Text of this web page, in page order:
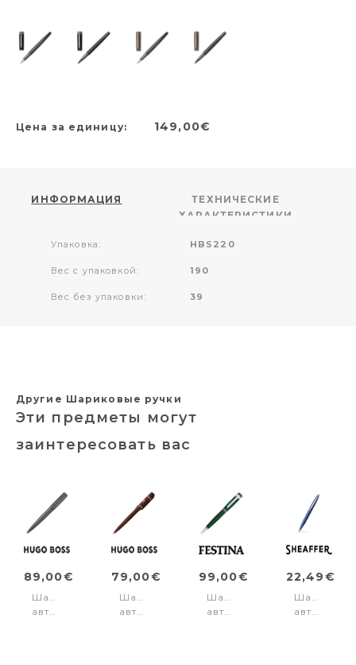
Цена за единицу: 149,00€
ИНФОРМАЦИЯ
ТЕХНИЧЕСКИЕ
ХАРАКТЕРИСТИКИ
Упаковка: HBS220
Вес с упаковкой: 190
Вес без упаковки: 39
Другие Шариковые ручки
Эти предметы могут
заинтересовать вас
89,00€
Шариковая
авторучка
79,00€
Шариковая
авторучка
99,00€
Шариковая
авторучка
22,49€
авторучка